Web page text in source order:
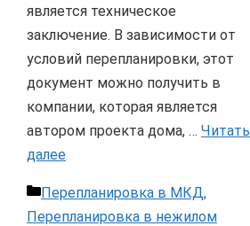
является техническое
заключение. В зависимости от
условий перепланировки, этот
документ можно получить в
компании, которая является
автором проекта дома, … Читать
далее
Рубрики
Перепланировка в МКД,
Перепланировка в нежилом